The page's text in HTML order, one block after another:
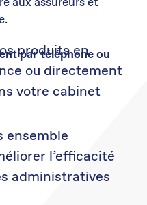
par téléphone ou
produits en
ou directement
votre cabinet
ensemble
l’efficacité
administratives